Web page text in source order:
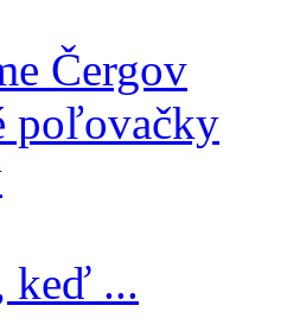
Čergov
poľovačky
keď ...